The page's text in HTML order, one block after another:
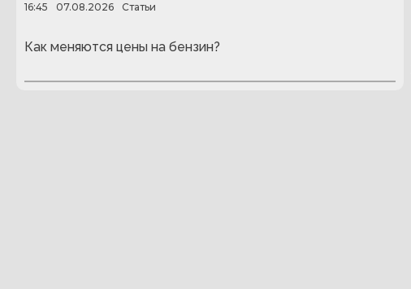
16:45 07.08.2026 Статьи
Как меняются цены на бензин?